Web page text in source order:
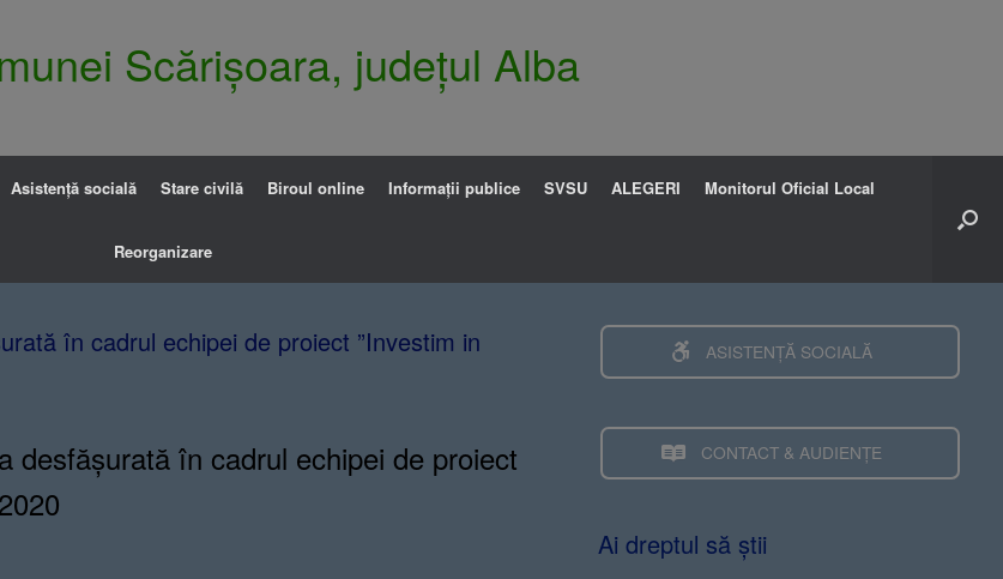
Scărișoara, județul Alba
Asistență socială Stare civilă Biroul online Informații publice SVSU ALEGERI Monitorul Oficial Local
Reorganizare
în cadrul echipei de proiect ”Investim in
desfășurată în cadrul echipei de proiect
ASISTENȚĂ SOCIALĂ
CONTACT & AUDIENȚE
Ai dreptul să știi